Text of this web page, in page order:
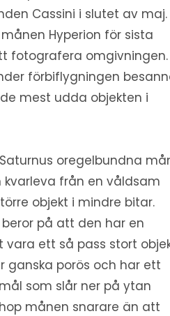
Cassini i slutet av maj.
Hyperion för sista
fotografera omgivningen.
förbiflygningen
mest udda objekten i
oregelbundna
kvarleva från en våldsam
objekt i mindre bitar.
på att den har en
ett så pass stort
ganska porös och har ett
som slår ner på ytan
månen snarare än att